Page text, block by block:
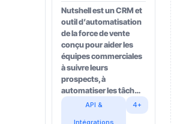
Nutshell est un CRM et
outil d’automatisation
de la force de vente
conçu pour aider les
équipes commerciales
à suivre leurs
prospects, à
automatiser les tâch…
API & 4+